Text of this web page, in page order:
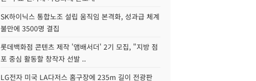
SK하이닉스 통합노조 설립 움직임 본격화, 성과급 체계
불만에 3500명 결집
롯데백화점 콘텐츠 제작 '앰배서더' 2기 모집, "지방 점
포 중심 활동할 창작자 선발 ..
LG전자 미국 LA다저스 홈구장에 235m 길이 전광판